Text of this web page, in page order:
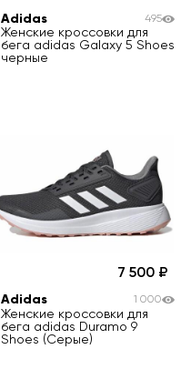
Adidas
Женские кроссовки для
бега adidas Galaxy 5 Shoes
черные
495
7 500
Adidas
Женские кроссовки для
бега adidas Duramo 9
Shoes (Серые)
1 000